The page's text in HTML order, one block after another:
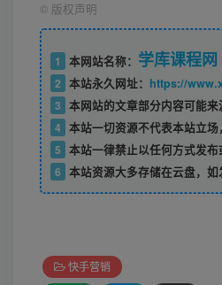
© 版权声明
1 本网站名称： 学库课程网
2 本站永久网址： https://
3 本网站的文章部分内容可能
4 本站一切资源不代表本站立场
5 本站一律禁止以任何方式发
6 本站资源大多存储在云盘，如
快手营销